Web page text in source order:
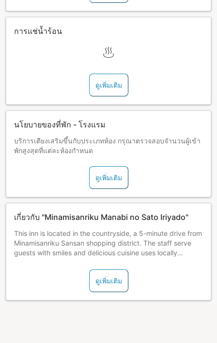
การแช่น้ำร้อน
ดูเพิ่มเติม
นโยบายของที่พัก - โรงแรม
บริการเตียงเสริมขึ้นกับประเภทห้อง กรุณาตรวจสอบจำนวนผู้เข้า
พักสูงสุดที่แต่ละห้องกำหนด
ดูเพิ่มเติม
เกี่ยวกับ "Minamisanriku Manabi no Sato Iriyado"
This inn is located in the countryside, a 5-minute drive from
Minamisanriku Sansan shopping district. The staff serve
guests with smiles and delicious cuisine uses locally
ดูเพิ่มเติม